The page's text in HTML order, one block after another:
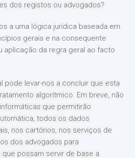
dos registos ou advogados?
a uma lógica jurídica baseada em
gerais e na consequente
aplicação da regra geral ao facto
pode levar-nos a concluir que esta
algorítmico. Em breve, não
que permitirão
todos os dados
nos cartórios, nos serviços de
dos advogados para
possam servir de base a